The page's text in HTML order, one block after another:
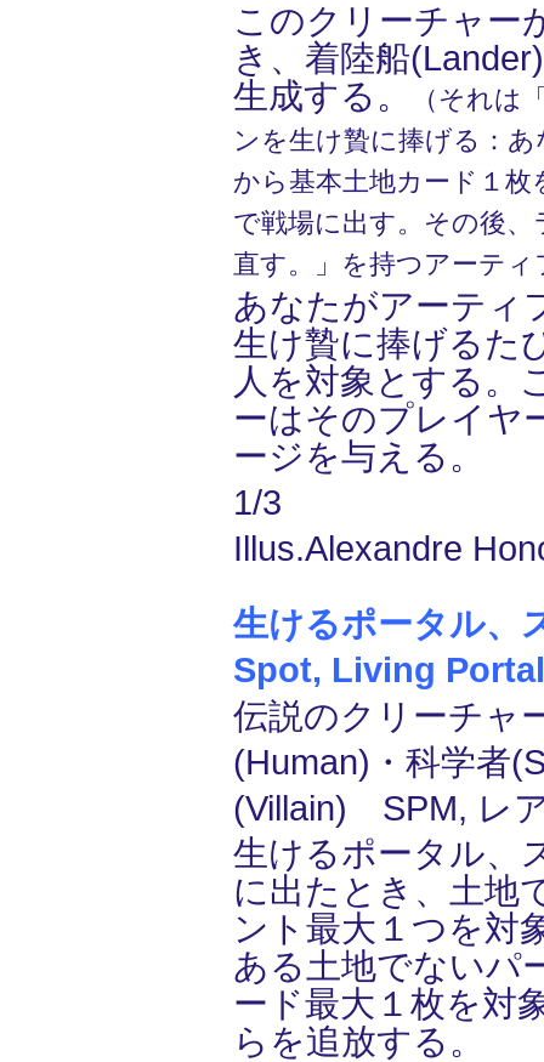
このクリーチャー
き、着陸船
生成する。
（それは
ンを生け贄に捧げる：
から基本土地カード１
で戦場に出す。その後
直す。」を持つアーテ
あなたがアーティ
生け贄に捧げるた
人を対象とする。
ーはそのプレイヤ
ージを与える。
1/3
Illus.Alexandre
生けるポータル、
Spot, Living Portal
伝説のクリーチャ
(Human)・科学者
(Villain) SPM, レ
生けるポータル、
に出たとき、土地
ント最大１つを対
ある土地でないパ
ード最大１枚を対
らを追放する。